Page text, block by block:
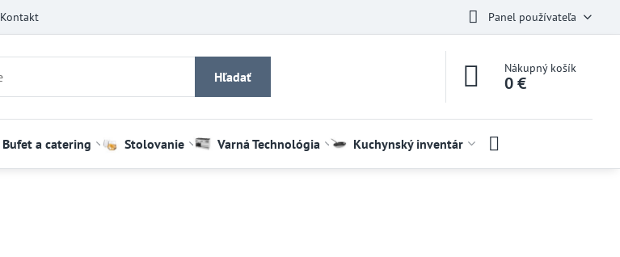
Kontakt Panel používateľa
Hľadať
Nákupný košík
0 €
Bufet a catering Stolovanie Varná Technológia Kuchynský inventár